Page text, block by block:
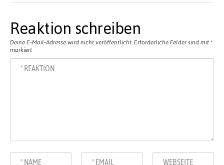
Reaktion schreiben
Deine E-Mail-Adresse wird nicht veröffentlicht. Erforderliche Felder sind mit *
markiert